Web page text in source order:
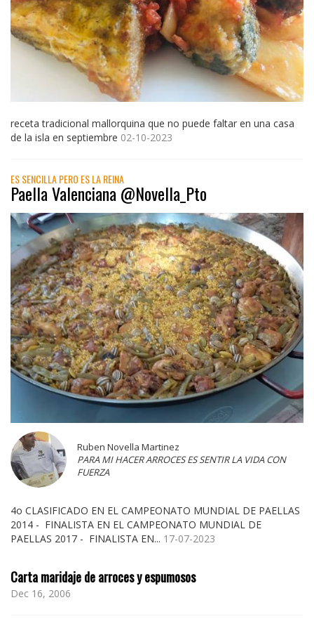
receta tradicional mallorquina que no puede faltar en una casa
de la isla en septiembre 02-10-2023
ES SENCILLA PERO ES LA REINA
Paella Valenciana @Novella_Pto
Ruben Novella Martinez
PARA MI HACER ARROCES ES SENTIR LA VIDA CON
FUERZA
4o CLASIFICADO EN EL CAMPEONATO MUNDIAL DE PAELLAS
2014 - FINALISTA EN EL CAMPEONATO MUNDIAL DE
PAELLAS 2017 - FINALISTA EN... 17-07-2023
Carta maridaje de arroces y espumosos
Dec 16, 2006